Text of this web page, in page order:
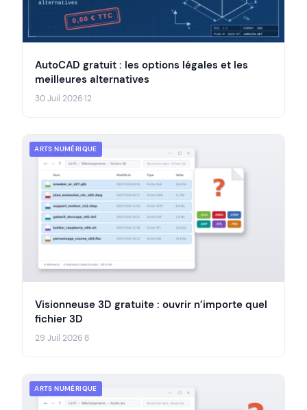
AutoCAD gratuit : les options légales et les
meilleures alternatives
30 Juil 2026·12
ARTS NUMÉRIQUE
Visionneuse 3D gratuite : ouvrir n’importe quel
fichier 3D
29 Juil 2026·8
ARTS NUMÉRIQUE